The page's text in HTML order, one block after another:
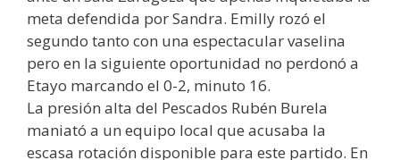
meta defendida por Sandra. Emilly rozó el
segundo tanto con una espectacular vaselina
pero en la siguiente oportunidad no perdonó a
Etayo marcando el 0-2, minuto 16.
La presión alta del Pescados Rubén Burela
maniató a un equipo local que acusaba la
escasa rotación disponible para este partido. En